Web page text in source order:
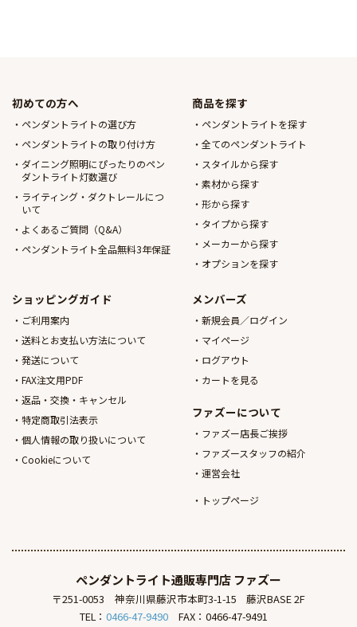
初めての方へ
ペンダントライトの選び方
ペンダントライトの取り付け方
ダイニング照明にぴったりのペン
ダントライト灯数選び
ライティング・ダクトレールにつ
いて
よくあるご質問（Q&A）
ペンダントライト全品無料3年保証
商品を探す
ペンダントライトを探す
全てのペンダントライト
スタイルから探す
素材から探す
形から探す
タイプから探す
メーカーから探す
オプションを探す
ショッピングガイド
ご利用案内
送料とお支払い方法について
発送について
FAX注文用PDF
返品・交換・キャンセル
特定商取引法表示
個人情報の取り扱いについて
Cookieについて
メンバーズ
新規会員／ログイン
マイページ
ログアウト
カートを見る
ファズーについて
ファズー店長ご挨拶
ファズースタッフの紹介
運営会社
トップページ
ペンダントライト通販専門店 ファズー
〒251-0053 神奈川県藤沢市本町3-1-15
藤沢BASE 2F
TEL： 0466-47-9490
FAX：0466-47-9491